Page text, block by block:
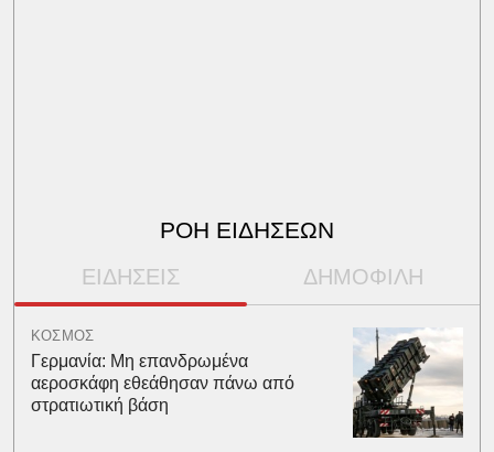
ΡΟΗ ΕΙΔΗΣΕΩΝ
ΕΙΔΗΣΕΙΣ ΔΗΜΟΦΙΛΗ
ΚΟΣΜΟΣ
Γερμανία: Μη επανδρωμένα
αεροσκάφη εθεάθησαν πάνω από
στρατιωτική βάση